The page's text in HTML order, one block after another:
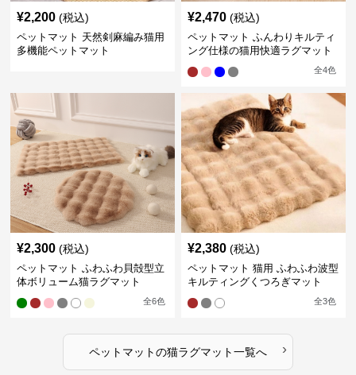
¥2,200 (税込)
ペットマット 天然剣麻編み猫用
多機能ペットマット
¥2,470 (税込)
ペットマット ふんわりキルティ
ング仕様の猫用快適ラグマット
全4色
¥2,300 (税込)
ペットマット ふわふわ貝殻型立
体ボリューム猫ラグマット
全6色
¥2,380 (税込)
ペットマット 猫用 ふわふわ波型
キルティングくつろぎマット
全3色
ペットマットの猫ラグマット一覧へ ›